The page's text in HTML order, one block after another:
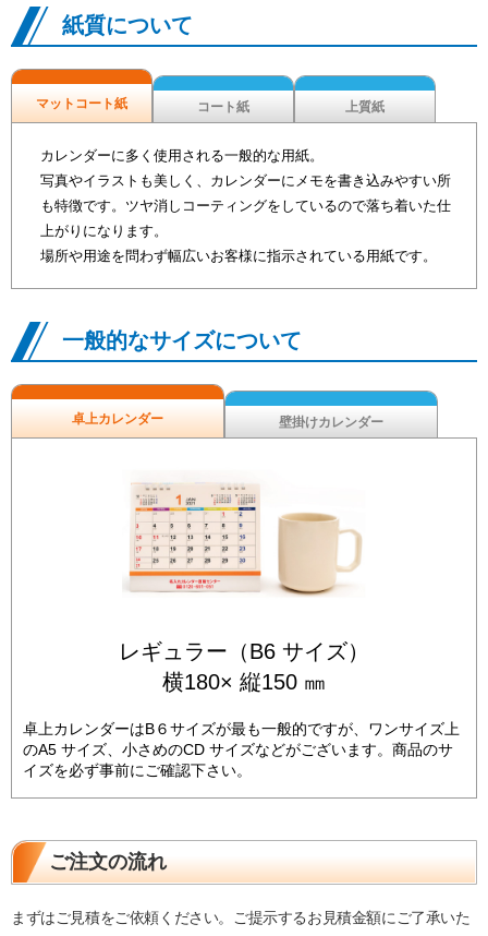
紙質について
マットコート紙 コート紙 上質紙
カレンダーに多く使用される一般的な用紙。
写真やイラストも美しく、カレンダーにメモを書き込みやすい所
も特徴です。ツヤ消しコーティングをしているので落ち着いた仕
上がりになります。
場所や用途を問わず幅広いお客様に指示されている用紙です。
一般的なサイズについて
卓上カレンダー 壁掛けカレンダー
レギュラー（B6 サイズ）
横180× 縦150 ㎜
卓上カレンダーはB６サイズが最も一般的ですが、ワンサイズ上
のA5 サイズ、小さめのCD サイズなどがございます。商品のサ
イズを必ず事前にご確認下さい。
ご注文の流れ
まずはご見積をご依頼ください。ご提示するお見積金額にご了承いた